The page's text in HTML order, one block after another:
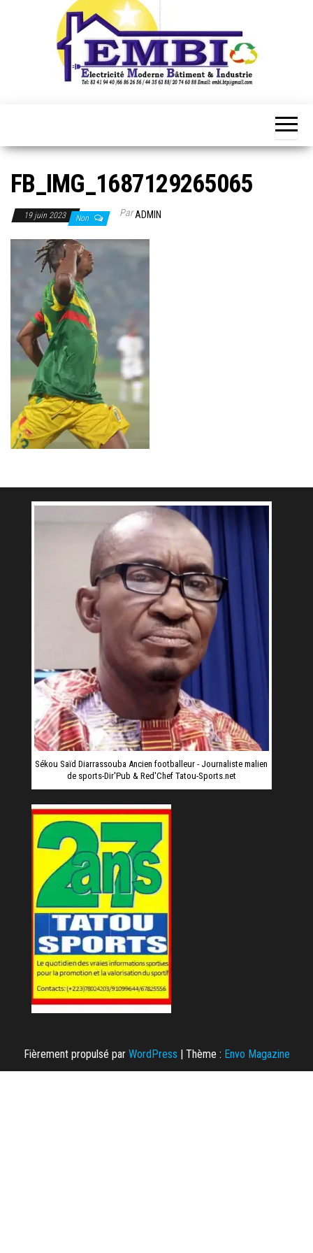
FB_IMG_1687129265065
19 juin 2023 Non ParADMIN
Sékou Saïd Diarrassouba Ancien footballeur - Journaliste malien
de sports-Dir'Pub & Red'Chef Tatou-Sports.net
Fièrement propulsé par WordPress | Thème : Envo Magazine